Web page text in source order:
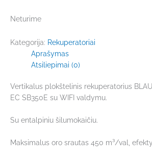
Neturime
Kategorija: Rekuperatoriai
Aprašymas
Atsiliepimai (0)
Vertikalus plokštelinis rekuperatorius
EC SB350E su WIFI valdymu.
Su entalpiniu šilumokaičiu.
Maksimalus oro srautas 450 m³/val,